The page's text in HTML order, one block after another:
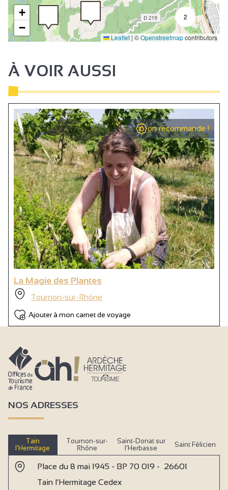
2
+
−
Leaflet | ©Openstreetmapcontributors
À VOIR AUSSI
on recommande !
La Magie des Plantes
Tournon-sur-Rhône
Ajouter à mon carnet de voyage
NOS ADRESSES
Tain
l’Hermitage
Tournon-sur-
Rhône
Saint-Donat sur
l’Herbasse
Saint Félicien
Place du 8 mai 1945 - BP 70 019 - 26601
Tain l'Hermitage Cedex